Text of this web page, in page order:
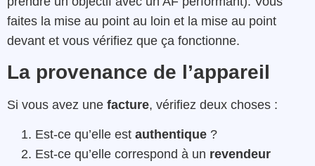
faites la mise au point au loin et la mise au point
devant et vous vérifiez que ça fonctionne.
La provenance de l’appareil
Si vous avez une facture, vérifiez deux choses :
Est-ce qu’elle est authentique ?
Est-ce qu’elle correspond à un revendeur